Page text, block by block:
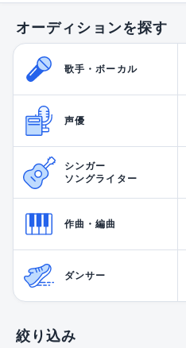
オーディションを探す
歌手・ボーカル
声優
シンガー
ソングライター
作曲・編曲
ダンサー
絞り込み